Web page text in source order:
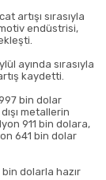
artışı sırasıyla
endüstrisi,
ayında sırasıyla
kaydetti.
bin dolar
metallerin
911 bin dolara,
641 bin dolar
dolarla hazır